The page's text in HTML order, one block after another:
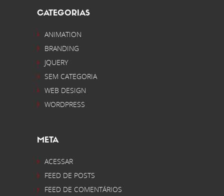
CATEGORIAS
ANIMATION
BRANDING
JQUERY
SEM CATEGORIA
WEB DESIGN
WORDPRESS
META
ACESSAR
FEED DE POSTS
FEED DE COMENTÁRIOS